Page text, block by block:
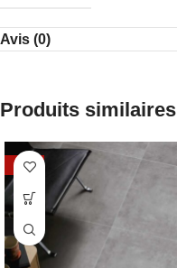
Avis (0)
Produits similaires
-19%